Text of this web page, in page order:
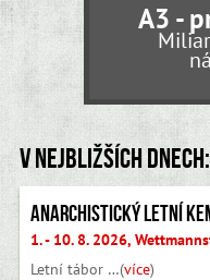
A3 -
V nejbližších dnech:
Anarchistický letní
1. - 10. 8. 2026,
Letní tábor …(více)